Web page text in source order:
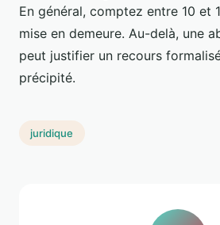
En général, comptez entre 10 et
mise en demeure. Au-delà, une
peut justifier un recours
précipité.
juridique